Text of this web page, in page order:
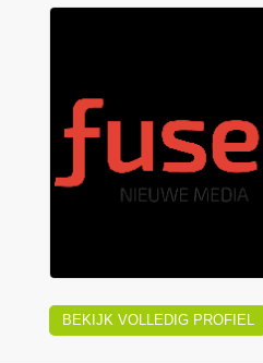
BEKIJK VOLLEDIG PROFIEL